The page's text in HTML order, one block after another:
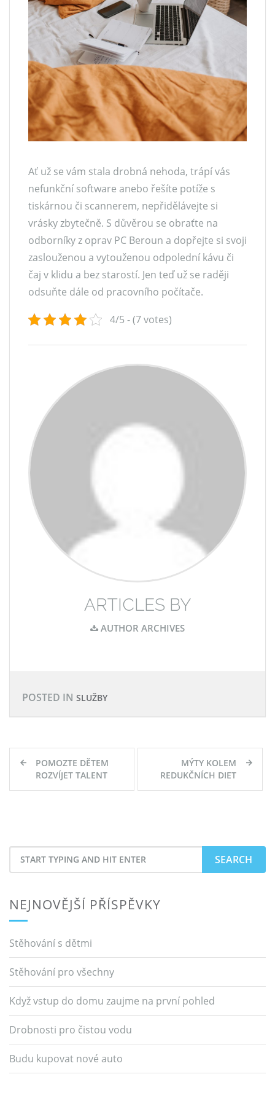
Ať už se vám stala drobná nehoda, trápí vás
nefunkční software anebo řešíte potíže s
tiskárnou či scannerem, nepřidělávejte si
vrásky zbytečně. S důvěrou se obraťte na
odborníky z oprav PC Beroun a dopřejte si svoji
zaslouženou a vytouženou odpolední kávu či
čaj v klidu a bez starostí. Jen teď už se raději
odsuňte dále od pracovního počítače.
4/5 - (7 votes)
ARTICLES BY
AUTHOR ARCHIVES
POSTED IN SLUŽBY
Navigace
pro
POMOZTE DĚTEM
ROZVÍJET TALENT
MÝTY KOLEM
REDUKČNÍCH DIET
for
NEJNOVĚJŠÍ PŘÍSPĚVKY
Stěhování s dětmi
Stěhování pro všechny
Když vstup do domu zaujme na první pohled
Drobnosti pro čistou vodu
Budu kupovat nové auto